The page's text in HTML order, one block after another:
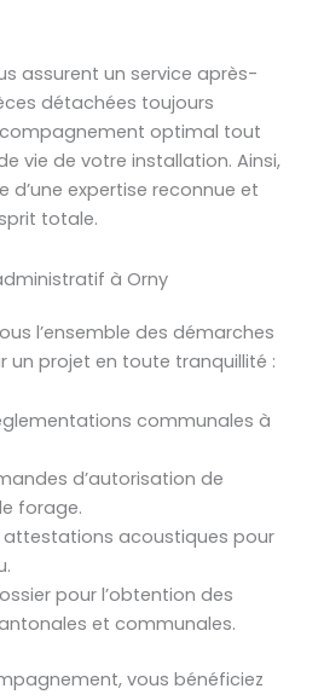
assurent un service après-
détachées toujours
optimal tout
vie de votre installation. Ainsi,
d’une expertise reconnue et
totale.
à Orny
l’ensemble des démarches
un projet en toute tranquillité :
communales à
d’autorisation de
forage.
attestations acoustiques pour
pour l’obtention des
et communales.
vous bénéficiez